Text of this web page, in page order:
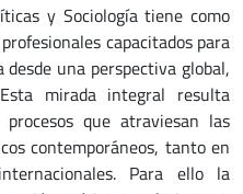
y Sociología tiene como
capacitados para
una perspectiva global,
mirada integral resulta
que atraviesan las
contemporáneos, tanto en
Para ello la